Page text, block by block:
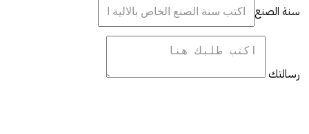
سنة الصنع
رسالتك